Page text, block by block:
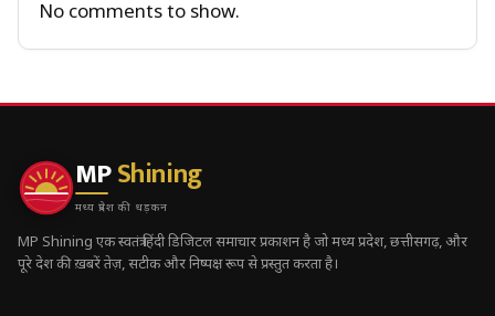
No comments to show.
MPShining
मध्य प्रदेश की धड़कन
MP Shining एक स्वतंत्र हिंदी डिजिटल समाचार प्रकाशन है जो मध्य प्रदेश, छत्तीसगढ़, और
पूरे देश की ख़बरें तेज़, सटीक और निष्पक्ष रूप से प्रस्तुत करता है।